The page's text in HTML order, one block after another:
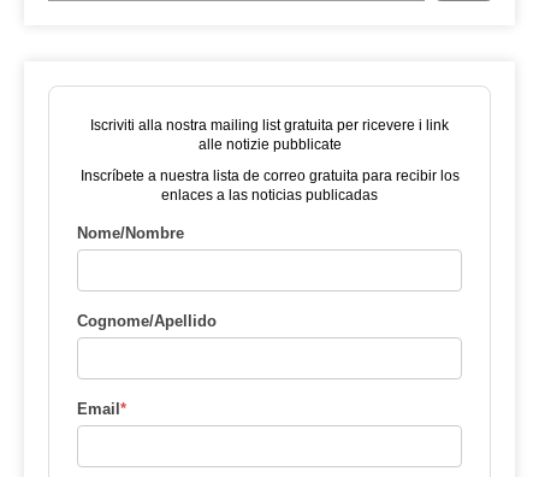
Iscriviti alla nostra mailing list gratuita per ricevere i link
alle notizie pubblicate
Inscríbete a nuestra lista de correo gratuita para recibir los
enlaces a las noticias publicadas
Nome/Nombre
Cognome/Apellido
Email*